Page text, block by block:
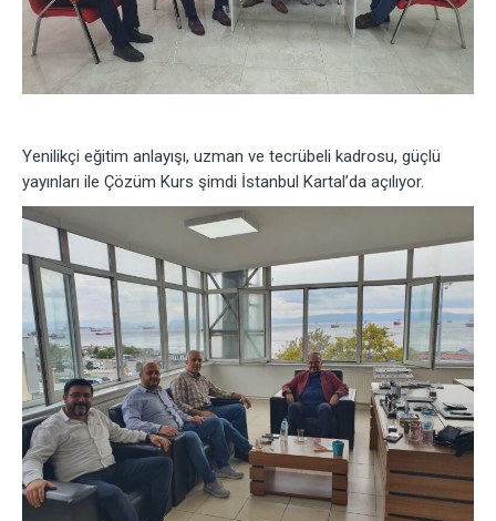
Yenilikçi eğitim anlayışı, uzman ve tecrübeli kadrosu, güçlü
yayınları ile Çözüm Kurs şimdi İstanbul Kartal’da açılıyor.